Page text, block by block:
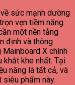
sức mạnh dường
vẹn tiềm năng
một nền tảng
định và thông
X chính
khắt khe nhất. Tại
năng là tất cả, và
siêu phẩm này.